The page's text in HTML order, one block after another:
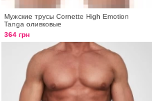
Мужские трусы Cornette High Emotion
Tanga оливковые
364 грн